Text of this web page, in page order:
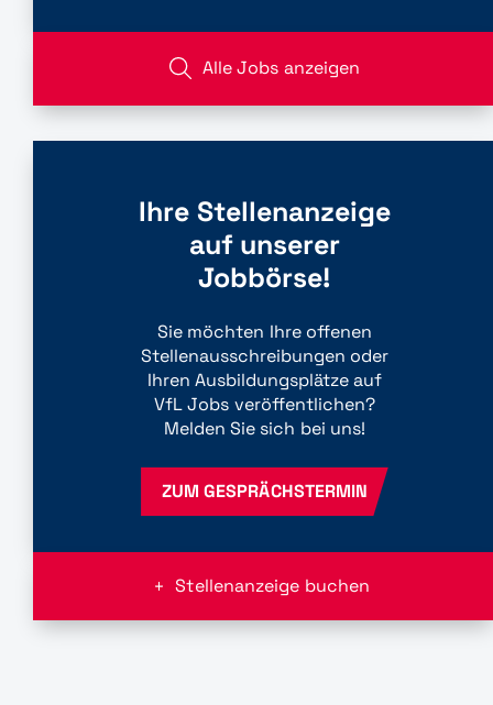
Alle Jobs anzeigen
Ihre Stellenanzeige
auf unserer
Jobbörse!
Sie möchten Ihre offenen
Stellenausschreibungen oder
Ihren Ausbildungsplätze auf
VfL Jobs veröffentlichen?
Melden Sie sich bei uns!
ZUM GESPRÄCHSTERMIN
Stellenanzeige buchen